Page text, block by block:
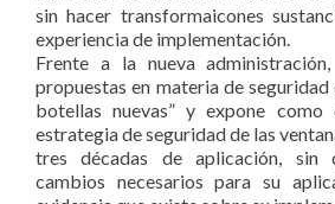
sin hacer transformaicones
experiencia de implementación.
Frente a la nueva
propuestas en materia de
botellas nuevas” y expone como
estrategia de seguridad de las
tres décadas de aplicación, sin
cambios necesarios para su